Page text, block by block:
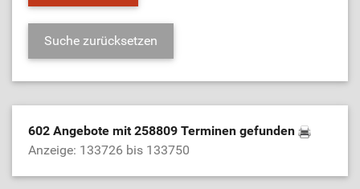
602 Angebote mit 258809 Terminen gefunden
Anzeige: 133726 bis 133750